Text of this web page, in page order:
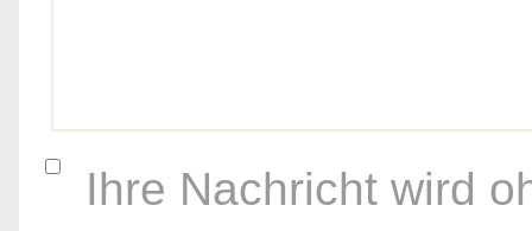
Ihre Nachricht wird